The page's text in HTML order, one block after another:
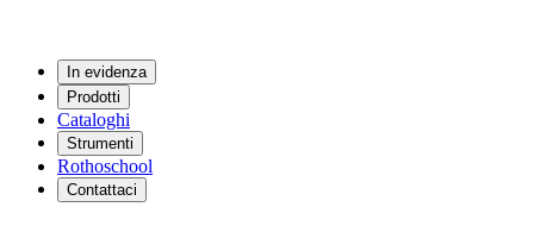
In evidenza
Prodotti
Cataloghi
Strumenti
Rothoschool
Contattaci